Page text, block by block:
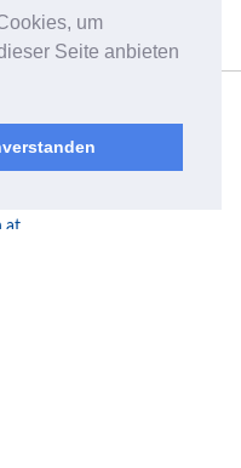
um
Seite anbieten
Ybbstal
8a